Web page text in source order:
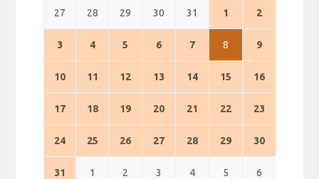
27 28 29 30 31 1 2
3 4 5 6 7 8 9
10 11 12 13 14 15 16
17 18 19 20 21 22 23
24 25 26 27 28 29 30
31 1 2 3 4 5 6